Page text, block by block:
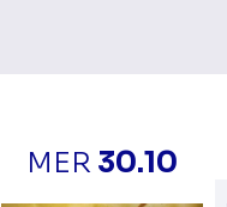
MER 30.10